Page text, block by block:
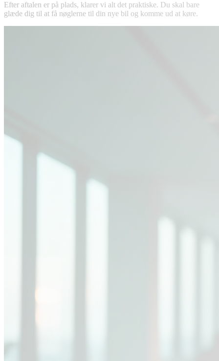
Efter aftalen er på plads, klarer vi alt det praktiske. Du skal bare
glæde dig til at få nøglerne til din nye bil og komme ud at køre.